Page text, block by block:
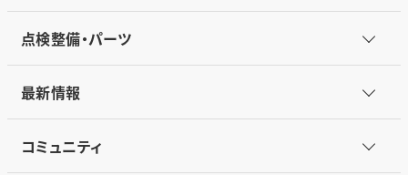
点検整備・パーツ
最新情報
コミュニティ